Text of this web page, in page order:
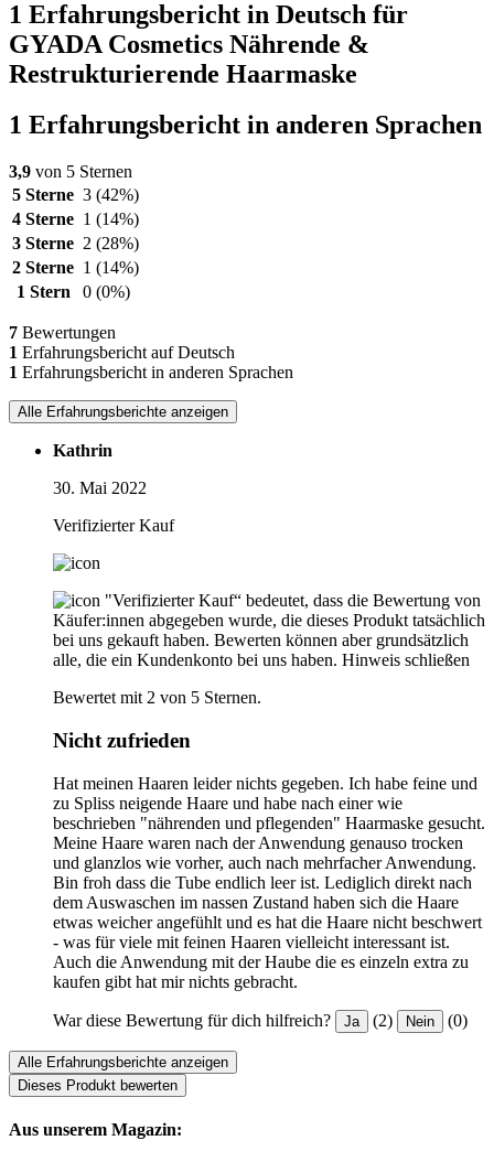
1 Erfahrungsbericht in Deutsch für
GYADA Cosmetics Nährende &
Restrukturierende Haarmaske
1 Erfahrungsbericht in anderen Sprachen
3,9 von 5 Sternen
5 Sterne 3 (42%)
4 Sterne 1 (14%)
3 Sterne 2 (28%)
2 Sterne 1 (14%)
1 Stern
0 (0%)
7 Bewertungen
1 Erfahrungsbericht auf Deutsch
1 Erfahrungsbericht in anderen Sprachen
Alle Erfahrungsberichte anzeigen
Kathrin
30. Mai 2022
Verifizierter Kauf
"Verifizierter Kauf“ bedeutet, dass die Bewertung von
Käufer:innen abgegeben wurde, die dieses Produkt tatsächlich
bei uns gekauft haben. Bewerten können aber grundsätzlich
alle, die ein Kundenkonto bei uns haben. Hinweis schließen
Bewertet mit 2 von 5 Sternen.
Nicht zufrieden
Hat meinen Haaren leider nichts gegeben. Ich habe feine und
zu Spliss neigende Haare und habe nach einer wie
beschrieben "nährenden und pflegenden" Haarmaske gesucht.
Meine Haare waren nach der Anwendung genauso trocken
und glanzlos wie vorher, auch nach mehrfacher Anwendung.
Bin froh dass die Tube endlich leer ist. Lediglich direkt nach
dem Auswaschen im nassen Zustand haben sich die Haare
etwas weicher angefühlt und es hat die Haare nicht beschwert
- was für viele mit feinen Haaren vielleicht interessant ist.
Auch die Anwendung mit der Haube die es einzeln extra zu
kaufen gibt hat mir nichts gebracht.
War diese Bewertung für dich hilfreich? Ja (2) Nein (0)
Alle Erfahrungsberichte anzeigen
Dieses Produkt bewerten
Aus unserem Magazin: